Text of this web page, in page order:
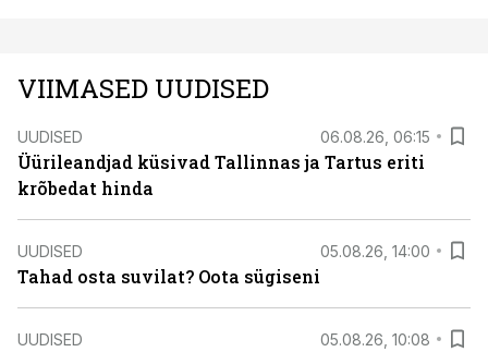
VIIMASED UUDISED
UUDISED 06.08.26, 06:15
Üürileandjad küsivad Tallinnas ja Tartus eriti
krõbedat hinda
UUDISED 05.08.26, 14:00
Tahad osta suvilat? Oota sügiseni
UUDISED 05.08.26, 10:08